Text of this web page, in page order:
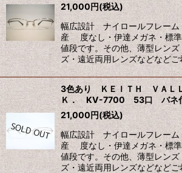
21,000円(税込)
幅広設計 ナイロールフレーム
産 度なし・伊達メガネ・標
値段です。その他、薄型レン
ズ・遠近両用レンズなどなど
3色あり ＫＥＩＴＨ ＶＡＬ
Ｋ． KV-7700 53口 バネ
21,000円(税込)
幅広設計 ナイロールフレーム
産 度なし・伊達メガネ・標準
値段です。その他、薄型レン
ズ・遠近両用レンズなどなど